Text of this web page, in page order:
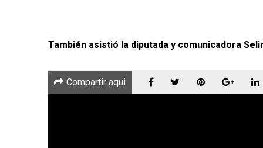
También asistió la diputada y comunicadora
Compartir aqui